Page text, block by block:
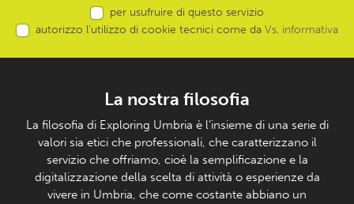
per usufruire di questo servizio
autorizzo l’utilizzo di cookie tecnici come da Vs. informativa
La nostra filosofia
La filosofia di Exploring Umbria è l’insieme di una serie di
valori sia etici che professionali, che caratterizzano il
servizio che offriamo, cioè la semplificazione e la
digitalizzazione della scelta di attività o esperienze da
vivere in Umbria, che come costante abbiano un